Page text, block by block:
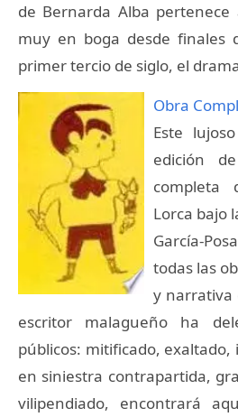
de Bernarda Alba
muy en boga desde finales
primer tercio de siglo, el
Obra
Este
edición
completa
Lorca bajo
García-
todas las
y narrativa
escritor malagueño ha
públicos: mitificado, exaltado,
en siniestra contrapartida,
vilipendiado, encontrará